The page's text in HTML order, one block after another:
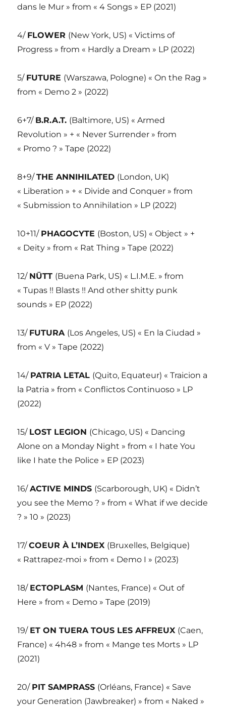
dans le Mur » from « 4 Songs » EP (2021)
4/ FLOWER (New York, US) « Victims of
Progress » from « Hardly a Dream » LP (2022)
5/ FUTURE (Warszawa, Pologne) « On the Rag »
from « Demo 2 » (2022)
6+7/ B.R.A.T. (Baltimore, US) « Armed
Revolution » + « Never Surrender » from
« Promo ? » Tape (2022)
8+9/THE ANNIHILATED (London, UK)
« Liberation » + « Divide and Conquer » from
« Submission to Annihilation » LP (2022)
10+11/ PHAGOCYTE (Boston, US) « Object » +
« Deity » from « Rat Thing » Tape (2022)
12/ NÜTT (Buena Park, US) « L.I.M.E. » from
« Tupas !! Blasts !! And other shitty punk
sounds » EP (2022)
13/ FUTURA (Los Angeles, US) « En la Ciudad »
from « V » Tape (2022)
14/ PATRIA LETAL (Quito, Equateur) « Traicion a
la Patria » from « Conflictos Continuoso » LP
(2022)
15/ LOST LEGION (Chicago, US) « Dancing
Alone on a Monday Night » from « I hate You
like I hate the Police » EP (2023)
16/ACTIVE MINDS (Scarborough, UK) « Didn’t
you see the Memo ? » from « What if we decide
? » 10 » (2023)
17/COEUR À L’INDEX (Bruxelles, Belgique)
« Rattrapez-moi » from « Demo I » (2023)
18/ ECTOPLASM (Nantes, France) « Out of
Here » from « Demo » Tape (2019)
19/ ET ON TUERA TOUS LES AFFREUX (Caen,
France) « 4h48 » from « Mange tes Morts » LP
(2021)
20/ PIT SAMPRASS (Orléans, France) « Save
your Generation (Jawbreaker) » from « Naked »